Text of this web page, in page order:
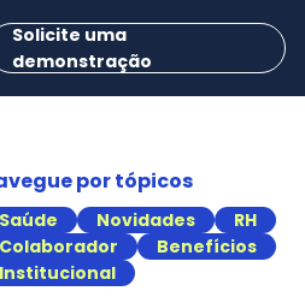
Solicite uma
demonstração
por tópicos
Saúde Novidades
RH
Colaborador
Benefícios
Institucional